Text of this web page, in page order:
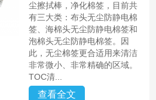
尘擦拭棒，净化棉签，目前共
有三大类：布头无尘防静电棉
签、海棉头无尘防静电棉签和
泡棉头无尘防静电棉签。因
此，无尘棉签更合适用来清洁
非常微小、非常精确的区域。
TOC清...
查看全文